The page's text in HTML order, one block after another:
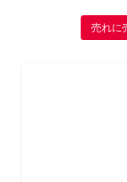
売れに